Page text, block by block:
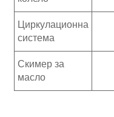
Циркулационна
система
Скимер за
масло